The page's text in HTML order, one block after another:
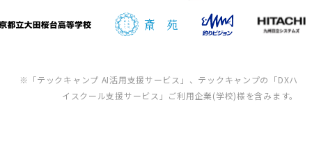
※「テックキャンプ AI活用支援サービス」、テックキャンプの「DXハ
イスクール支援サービス」ご利用企業(学校)様を含みます。